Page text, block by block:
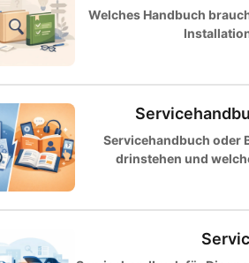
Welches Handbuch
Servicehandbuch oder
drinstehen und